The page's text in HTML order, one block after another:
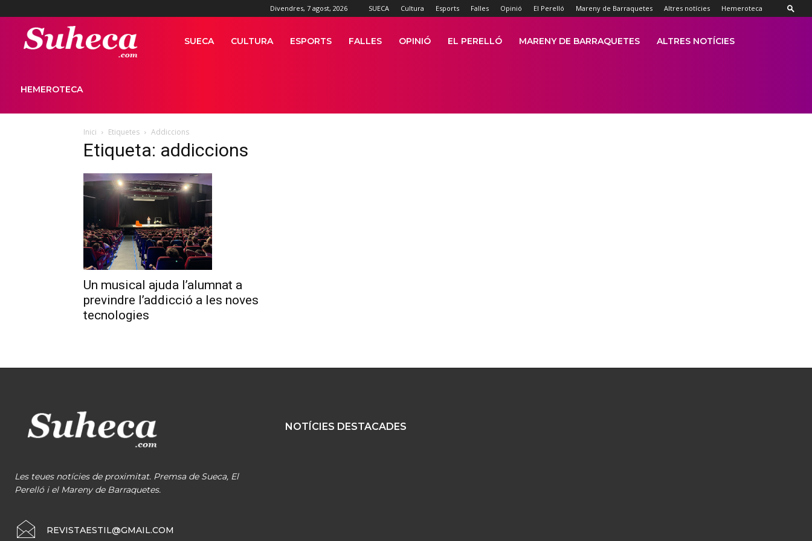
Divendres, 7 agost, 2026 SUECA Cultura Esports Falles Opinió El Perelló Mareny de Barraquetes Altres notícies Hemeroteca
Suhecapuntcom
SUECA CULTURA ESPORTS FALLES OPINIÓ EL PERELLÓ MARENY DE BARRAQUETES ALTRES NOTÍCIES
HEMEROTECA
Inici Etiquetes Addiccions
Etiqueta: addiccions
Un musical ajuda l’alumnat a
previndre l’addicció a les noves
tecnologies
Les teues notícies de proximitat. Premsa de Sueca, El
Perelló i el Mareny de Barraquetes.
REVISTAESTIL@GMAIL.COM
NOTÍCIES DESTACADES